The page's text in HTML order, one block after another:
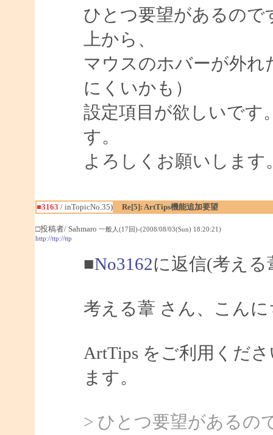
ひとつ要望があるの
上から、
マウスのホバーが外
にくいかも）
設定項目が欲しいです
す。
よろしくお願いします
■3163 / inTopicNo.35) Re[5]: ArtTips機能追加要望
□投稿者/ Sahmaro 一般人(17回)-(2008/08/03(Sun) 18:20:21)
http://ttp://ttp
■No3162に返信(考え
考える葦 さん、こんに
ArtTips をご利用くだ
ます。
> ひとつ要望があるの